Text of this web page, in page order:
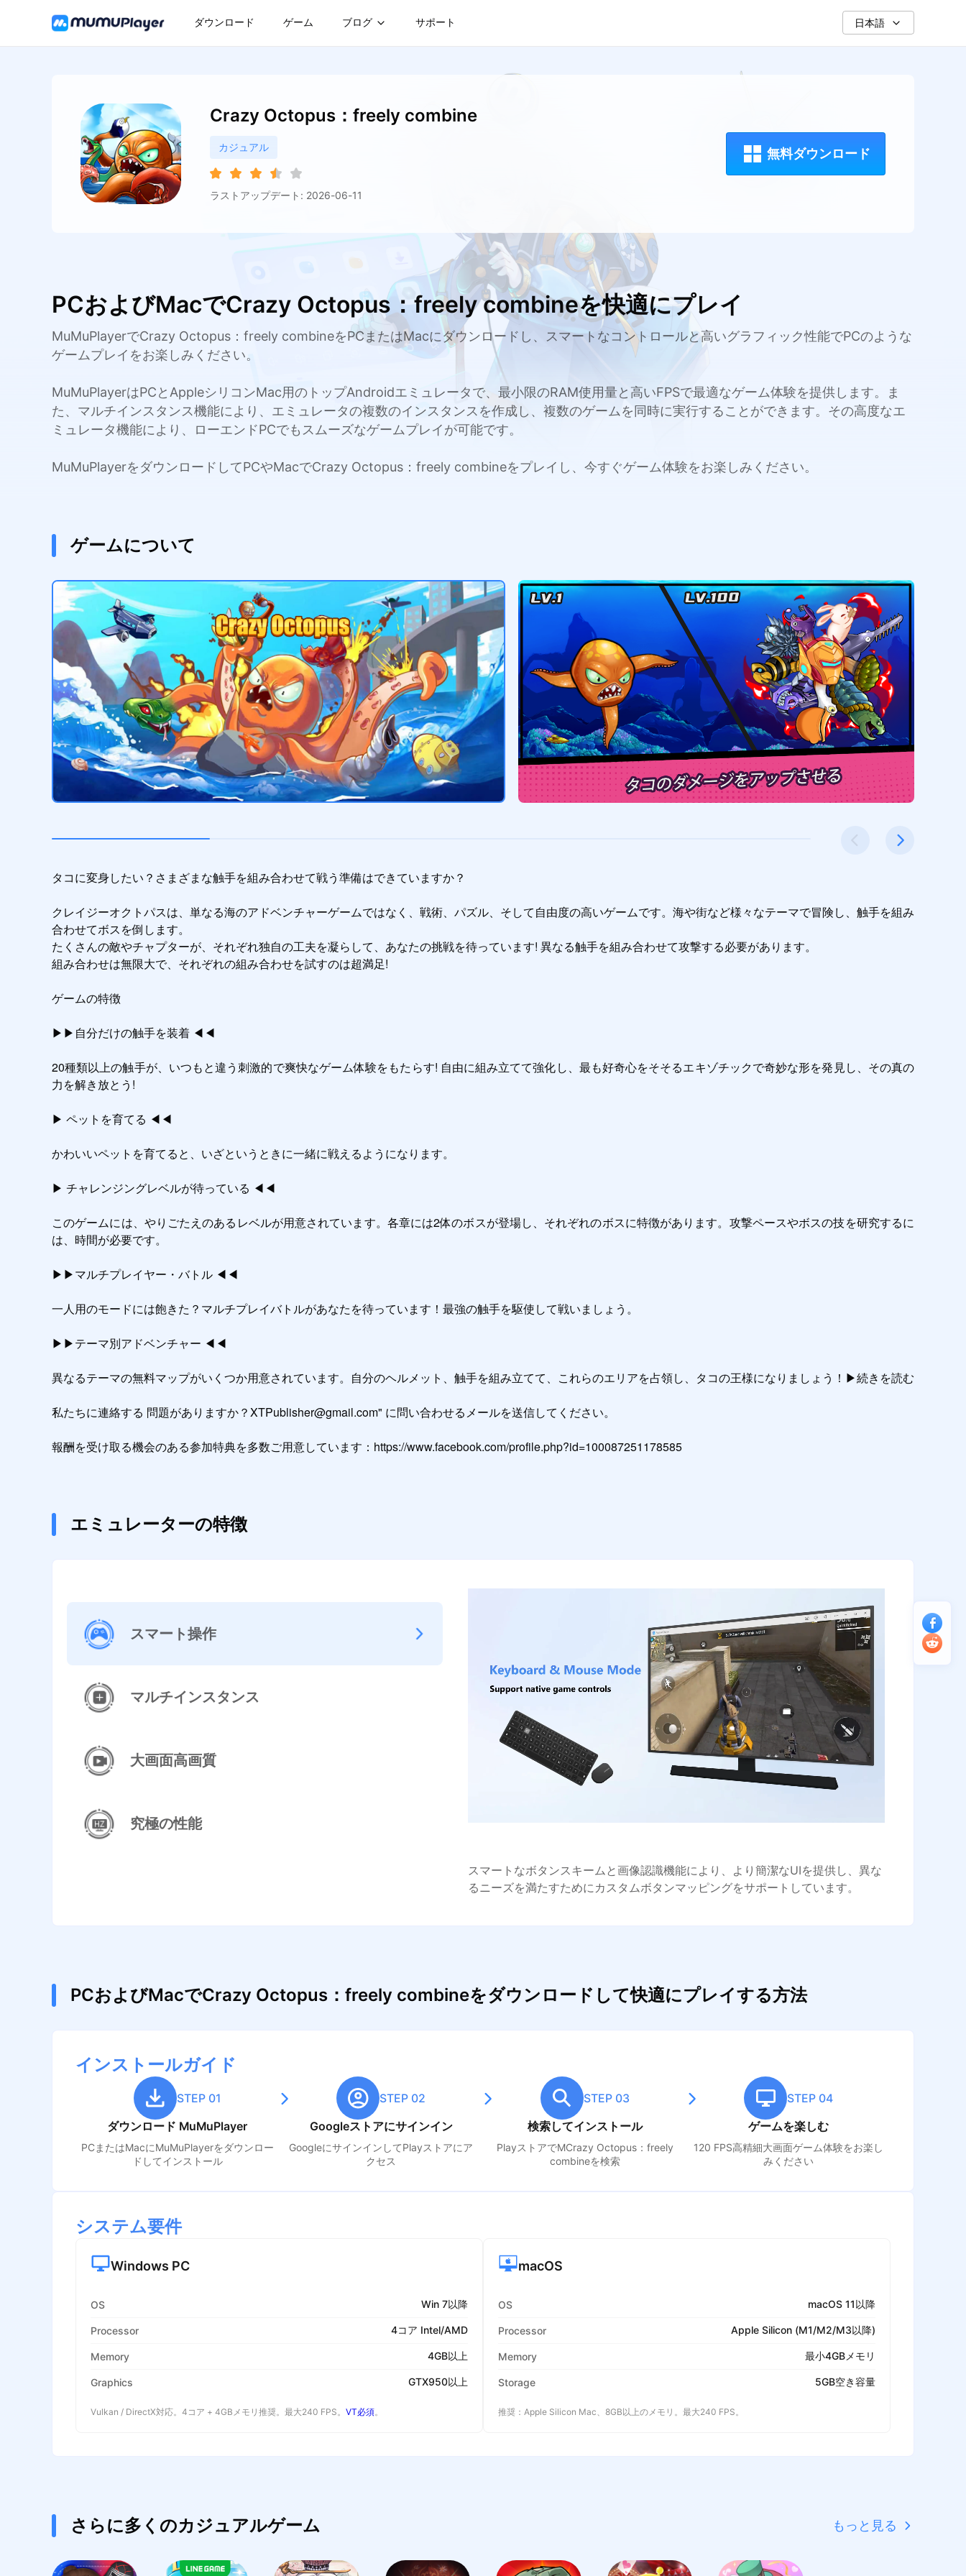
ダウンロード ゲーム ブログ サポート 日本語
Crazy Octopus：freely combine
カジュアル
ラストアップデート: 2026-06-11
無料ダウンロード
PCおよびMacでCrazy Octopus：freely combineを快適にプレイ
MuMuPlayerでCrazy Octopus：freely combineをPCまたはMacにダウンロードし、スマートなコントロールと高いグラフィック性能でPCのような
ゲームプレイをお楽しみください。
MuMuPlayerはPCとAppleシリコンMac用のトップAndroidエミュレータで、最小限のRAM使用量と高いFPSで最適なゲーム体験を提供します。ま
た、マルチインスタンス機能により、エミュレータの複数のインスタンスを作成し、複数のゲームを同時に実行することができます。その高度なエ
ミュレータ機能により、ローエンドPCでもスムーズなゲームプレイが可能です。
MuMuPlayerをダウンロードしてPCやMacでCrazy Octopus：freely combineをプレイし、今すぐゲーム体験をお楽しみください。
ゲームについて
タコに変身したい？さまざまな触手を組み合わせて戦う準備はできていますか？
クレイジーオクトパスは、単なる海のアドベンチャーゲームではなく、戦術、パズル、そして自由度の高いゲームです。海や街など様々なテーマで冒険し、触手を組み
合わせてボスを倒します。
たくさんの敵やチャプターが、それぞれ独自の工夫を凝らして、あなたの挑戦を待っています! 異なる触手を組み合わせて攻撃する必要があります。
組み合わせは無限大で、それぞれの組み合わせを試すのは超満足!
ゲームの特徴
▶▶自分だけの触手を装着 ◀◀
20種類以上の触手が、いつもと違う刺激的で爽快なゲーム体験をもたらす! 自由に組み立てて強化し、最も好奇心をそそるエキゾチックで奇妙な形を発見し、その真の
力を解き放とう!
▶︎ ペットを育てる ◀◀
かわいいペットを育てると、いざというときに一緒に戦えるようになります。
▶︎ チャレンジングレベルが待っている ◀◀
このゲームには、やりごたえのあるレベルが用意されています。各章には2体のボスが登場し、それぞれのボスに特徴があります。攻撃ペースやボスの技を研究するに
は、時間が必要です。
▶▶マルチプレイヤー・バトル ◀◀
一人用のモードには飽きた？マルチプレイバトルがあなたを待っています！最強の触手を駆使して戦いましょう。
▶▶テーマ別アドベンチャー ◀◀
異なるテーマの無料マップがいくつか用意されています。自分のヘルメット、触手を組み立てて、これらのエリアを占領し、タコの王様になりましょう！▶︎続きを読む
私たちに連絡する 問題がありますか？XTPublisher@gmail.com" に問い合わせるメールを送信してください。
報酬を受け取る機会のある参加特典を多数ご用意しています：https://www.facebook.com/profile.php?id=100087251178585
エミュレーターの特徴
スマート操作
マルチインスタンス
大画面高画質
究極の性能
スマートなボタンスキームと画像認識機能により、より簡潔なUIを提供し、異な
るニーズを満たすためにカスタムボタンマッピングをサポートしています。
PCおよびMacでCrazy Octopus：freely combineをダウンロードして快適にプレイする方法
インストールガイド
STEP 01
ダウンロード MuMuPlayer
PCまたはMacにMuMuPlayerをダウンロー
ドしてインストール
STEP 02
Googleストアにサインイン
GoogleにサインインしてPlayストアにア
クセス
STEP 03
検索してインストール
PlayストアでMCrazy Octopus：freely
combineを検索
STEP 04
ゲームを楽しむ
120 FPS高精細大画面ゲーム体験をお楽し
みください
システム要件
Windows PC
OS Win 7以降
Processor 4コア Intel/AMD
Memory 4GB以上
Graphics GTX950以上
Vulkan / DirectX対応。4コア + 4GBメモリ推奨。最大240 FPS。 VT必須。
macOS
OS macOS 11以降
Processor Apple Silicon (M1/M2/M3以降)
Memory 最小4GBメモリ
Storage 5GB空き容量
推奨：Apple Silicon Mac、8GB以上のメモリ。最大240 FPS。
さらに多くのカジュアルゲーム もっと見る